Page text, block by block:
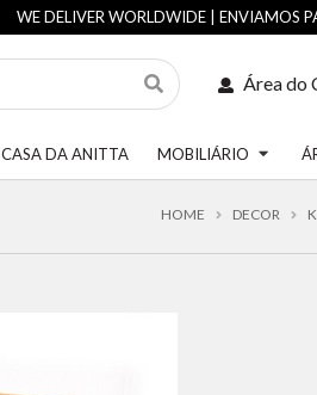
WE DELIVER WORLDWIDE | ENVIAMOS
Área do
CASA DA ANITTA MOBILIÁRIO
HOME DECOR